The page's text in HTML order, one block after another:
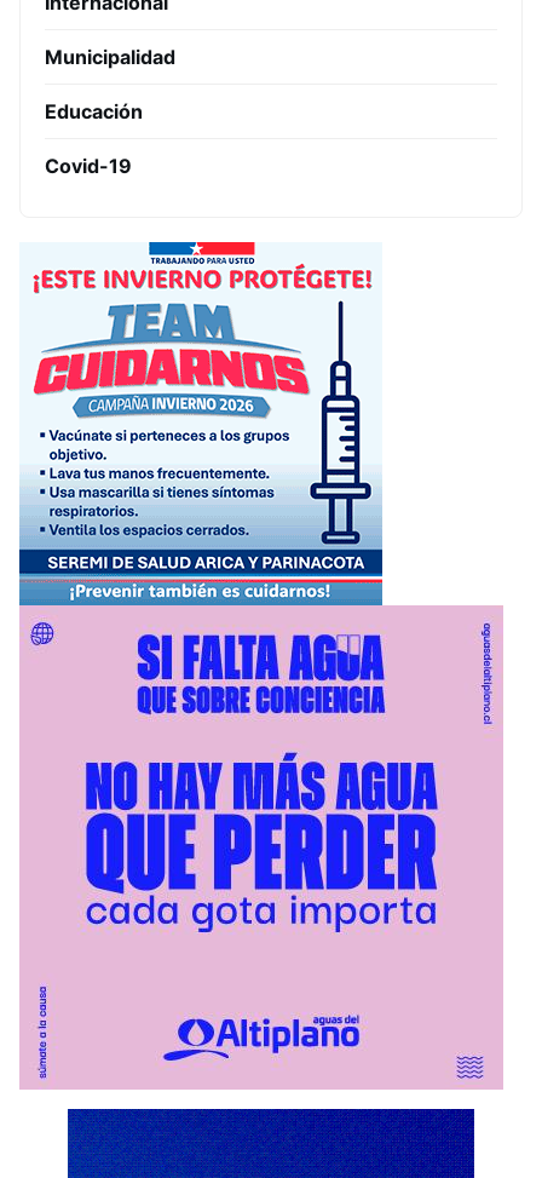
Municipalidad
Educación
Covid-19